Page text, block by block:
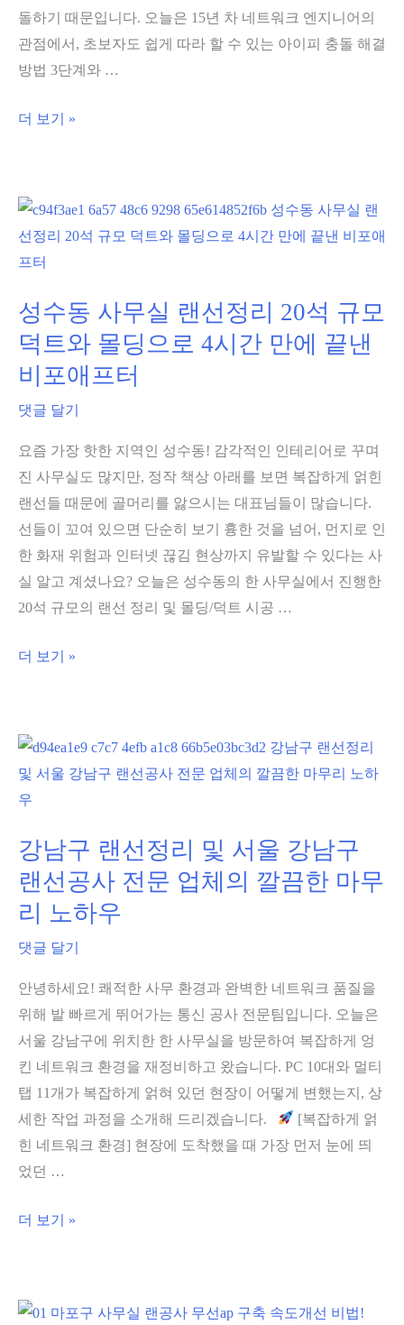
준
가
표
및
이
블
포
적
의
모
든
것
돌하기 때문입니다. 오늘은 15년 차 네트워크 엔지니어의
관점에서, 초보자도 쉽게 따라 할 수 있는 아이피 충돌 해결
방법 3단계와 …
사
인
김,
아
이
피
충
해
결
방
법
3
단
계
완
단
하
기
더 보기 »
성수동 사무실 랜선정리 20석 규모
덕트와 몰딩으로 4시간 만에 끝낸
비포애프터
댓글 달기
요즘 가장 핫한 지역인 성수동! 감각적인 인테리어로 꾸며
진 사무실도 많지만, 정작 책상 아래를 보면 복잡하게 얽힌
랜선들 때문에 골머리를 앓으시는 대표님들이 많습니다.
선들이 꼬여 있으면 단순히 보기 흉한 것을 넘어, 먼지로 인
한 화재 위험과 인터넷 끊김 현상까지 유발할 수 있다는 사
실 알고 계셨나요? 오늘은 성수동의 한 사무실에서 진행한
20석 규모의 랜선 정리 및 몰딩/덕트 시공 …
성
사
실
랜
선
정
리
20
석
모
덕
트
와
몰
딩
으
로
시
에
더 보기 »
강남구 랜선정리 및 서울 강남구
랜선공사 전문 업체의 깔끔한 마무
리 노하우
댓글 달기
안녕하세요! 쾌적한 사무 환경과 완벽한 네트워크 품질을
위해 발 빠르게 뛰어가는 통신 공사 전문팀입니다. 오늘은
서울 강남구에 위치한 한 사무실을 방문하여 복잡하게 엉
킨 네트워크 환경을 재정비하고 왔습니다. PC 10대와 멀티
탭 11개가 복잡하게 얽혀 있던 현장이 어떻게 변했는지, 상
세한 작업 과정을 소개해 드리겠습니다.
[복잡하게 얽
힌 네트워크 환경] 현장에 도착했을 때 가장 먼저 눈에 띄
었던 …
강
랜
더 보기 »